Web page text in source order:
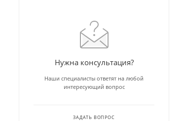
Нужна консультация?
Наши специалисты ответят на любой
интересующий вопрос
ЗАДАТЬ ВОПРОС